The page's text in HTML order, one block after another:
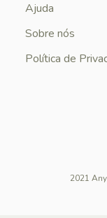
Ajuda
Sobre nós
Política de
2021